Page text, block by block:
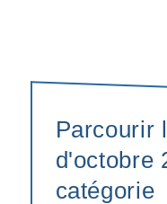
Parcourir
d'octobre
catégorie